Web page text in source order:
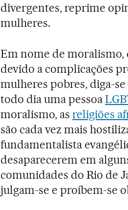
divergentes, reprime
mulheres.
Em nome de
devido a complicações
mulheres pobres, diga-
todo dia uma pessoa
moralismo, asreligiões
são cada vez mais
fundamentalista
desaparecerem em
comunidades do Rio de
julgam-se e proíbem-se